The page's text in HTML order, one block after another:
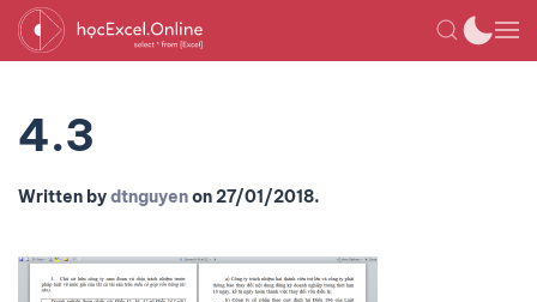
4.3
Written bydtnguyenon27/01/2018.